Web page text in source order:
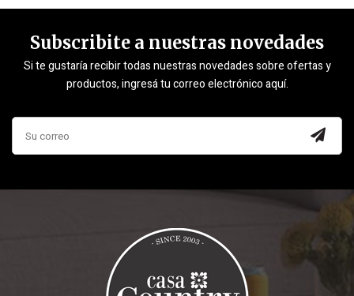
Subscribite a nuestras novedades
Si te gustaría recibir todas nuestras novedades sobre ofertas y
productos, ingresá tu correo electrónico aquí.